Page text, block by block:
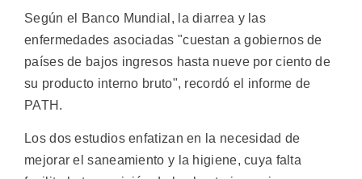
Según el Banco Mundial, la diarrea y las
enfermedades asociadas "cuestan a gobiernos de
países de bajos ingresos hasta nueve por ciento de
su producto interno bruto", recordó el informe de
PATH.
Los dos estudios enfatizan en la necesidad de
mejorar el saneamiento y la higiene, cuya falta